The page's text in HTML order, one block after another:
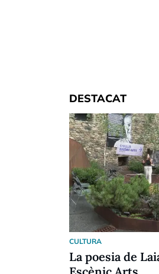
DESTACAT
CULTURA
La poesia de